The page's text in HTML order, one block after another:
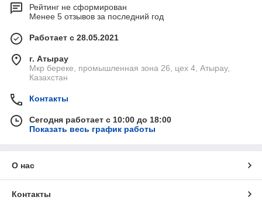
Рейтинг не сформирован
Менее 5 отзывов за последний год
Работает с 28.05.2021
г. Атырау
Мкр береке, промышленная зона 26, цех 4, Атырау,
Казахстан
Контакты
Сегодня работает с 10:00 до 18:00
Показать весь график работы
О нас
Контакты